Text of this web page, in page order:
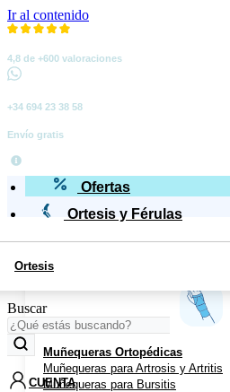
Ir al contenido
4,8 de +600 valoraciones
+34 694 23 38 58
Envío gratis
Ofertas
Ortesis y Férulas
Ortesis
Miembro Superior
Muñequeras Ortopédicas
Muñequeras para Artrosis y Artritis
Muñequeras para Bursitis
Buscar
CUENTA